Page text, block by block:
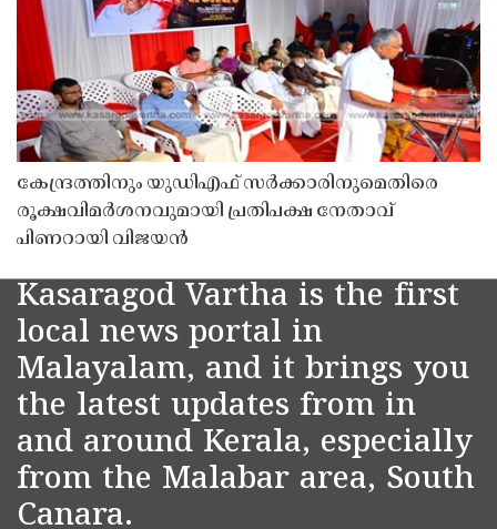
കേന്ദ്രത്തിനും യുഡിഎഫ് സർക്കാരിനുമെതിരെ
രൂക്ഷവിമർശനവുമായി പ്രതിപക്ഷ നേതാവ്
പിണറായി വിജയൻ
Kasaragod Vartha is the first
local news portal in
Malayalam, and it brings you
the latest updates from in
and around Kerala, especially
from the Malabar area, South
Canara.